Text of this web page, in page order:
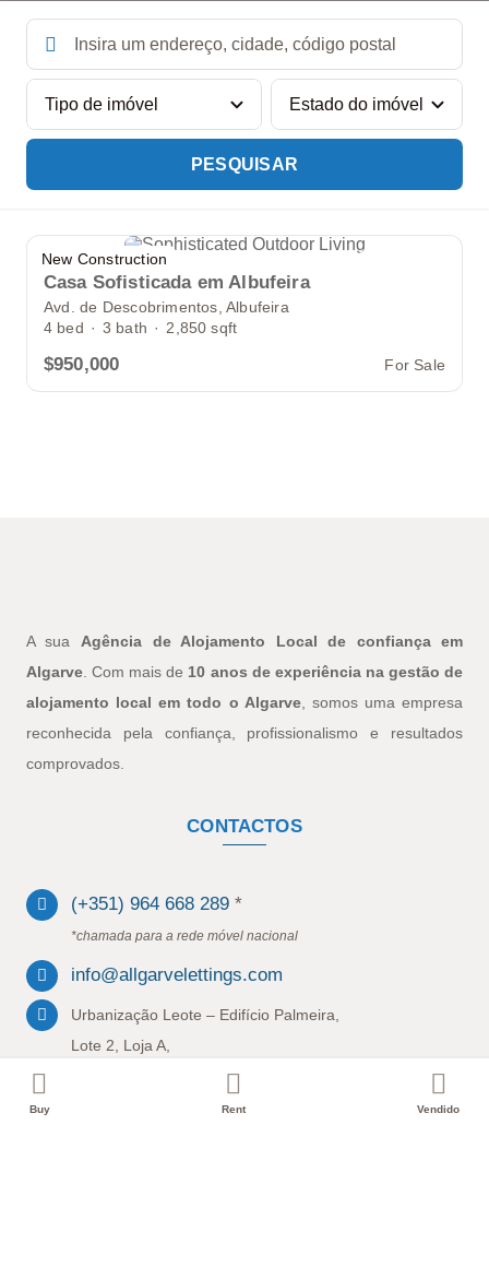
PESQUISAR
New Construction
Casa Sofisticada em Albufeira
Avd. de Descobrimentos, Albufeira
4 bed · 3 bath · 2,850 sqft
$950,000 For Sale
A sua Agência de Alojamento Local de confiança em
Algarve. Com mais de 10 anos de experiência na gestão de
alojamento local em todo o Algarve, somos uma empresa
reconhecida pela confiança, profissionalismo e resultados
comprovados.
CONTACTOS
(+351) 964 668 289*
*chamada para a rede móvel nacional
info@allgarvelettings.com
Urbanização Leote – Edifício Palmeira,
Lote 2, Loja A,
Buy Rent Vendido